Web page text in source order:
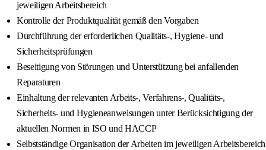
jeweiligen Arbeitsbereich
Kontrolle der Produktqualität gemäß den Vorgaben
Durchführung der erforderlichen Qualitäts-, Hygiene- und
Sicherheitsprüfungen
Beseitigung von Störungen und Unterstützung bei anfallenden
Reparaturen
Einhaltung der relevanten Arbeits-, Verfahrens-, Qualitäts-,
Sicherheits- und Hygieneanweisungen unter Berücksichtigung der
aktuellen Normen in ISO und HACCP
Selbstständige Organisation der Arbeiten im jeweiligen Arbeitsbereich